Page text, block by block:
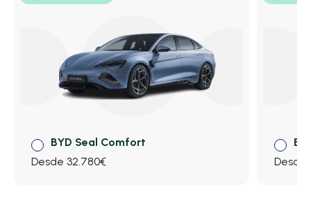
BYD Seal Comfort
Desde 32.780€
Desde